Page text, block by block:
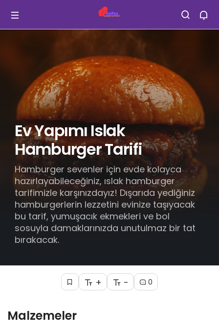
Ev Yapımı Islak
Hamburger Tarifi
Hamburger sevenler için evde kolayca
hazırlayabileceğiniz, ıslak hamburger
tarifimizle karşınızdayız! Dışarıda yediğiniz
hamburgerlerin lezzetini evinize taşıyacak
bu tarif, yumuşacık ekmekleri ve bol
sosuyla damaklarınızda unutulmaz bir tat
bırakacak.
+ - 0
Malzemeler